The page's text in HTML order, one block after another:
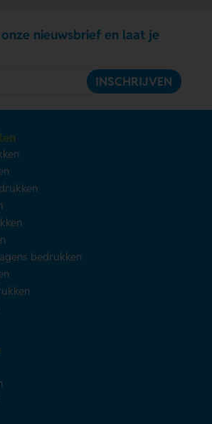
nieuwsbrief en laat je
INSCHRIJVEN
bedrukken